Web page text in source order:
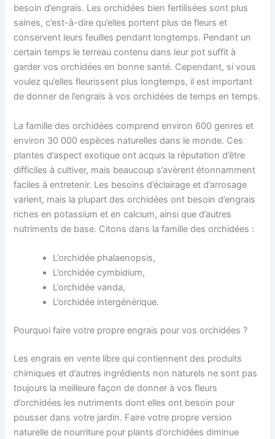
besoin d’engrais. Les orchidées bien fertilisées sont plus
saines, c’est-à-dire qu’elles portent plus de fleurs et
conservent leurs feuilles pendant longtemps. Pendant un
certain temps le terreau contenu dans leur pot suffit à
garder vos orchidées en bonne santé. Cependant, si vous
voulez qu’elles fleurissent plus longtemps, il est important
de donner de l’engrais à vos orchidées de temps en temps.
La famille des orchidées comprend environ 600 genres et
environ 30 000 espèces naturelles dans le monde. Ces
plantes d’aspect exotique ont acquis la réputation d’être
difficiles à cultiver, mais beaucoup s’avèrent étonnamment
faciles à entretenir. Les besoins d’éclairage et d’arrosage
varient, mais la plupart des orchidées ont besoin d’engrais
riches en potassium et en calcium, ainsi que d’autres
nutriments de base. Citons dans la famille des orchidées :
L’orchidée phalaenopsis,
L’orchidée cymbidium,
L’orchidée vanda,
L’orchidée intergénérique.
Pourquoi faire votre propre engrais pour vos orchidées ?
Les engrais en vente libre qui contiennent des produits
chimiques et d’autres ingrédients non naturels ne sont pas
toujours la meilleure façon de donner à vos fleurs
d’orchidées les nutriments dont elles ont besoin pour
pousser dans votre jardin. Faire votre propre version
naturelle de nourriture pour plants d’orchidées diminue